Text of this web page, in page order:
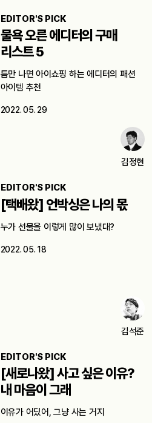
EDITOR'S PICK
물욕 오른 에디터의 구매
리스트 5
틈만 나면 아이쇼핑 하는 에디터의 패션
아이템 추천
2022. 05. 29
김정현
EDITOR'S PICK
[택배왔] 언박싱은 나의 몫
누가 선물을 이렇게 많이 보냈대?
2022. 05. 18
김석준
EDITOR'S PICK
[새로나왔] 사고 싶은 이유?
내 마음이 그래
이유가 어딨어, 그냥 사는 거지